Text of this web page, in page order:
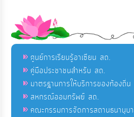
ศูนย์การเรียนรู้อาเซียน สถ.
คู่มือประชาชนสำหรับ สถ.
มาตรฐานการให้บริการของท้องถิ่น
สหกรณ์ออมทรัพย์ สถ.
คณะกรรมการจัดการสถานธนานุ